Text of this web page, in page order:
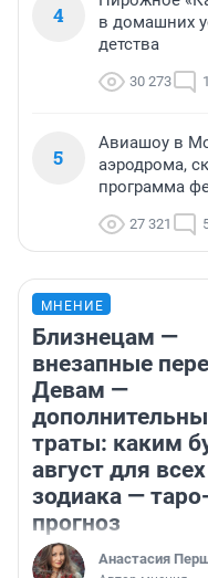
4
в домашних
детства
30 273
5
Авиашоу в
аэродрома,
программа
27 321
МНЕНИЕ
Близнецам —
внезапные
Девам —
траты: каким
август для
зодиака — таро-
прогноз
Анастасия